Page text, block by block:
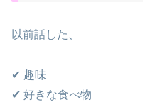
以前話した、
✔ 趣味
✔ 好きな食べ物